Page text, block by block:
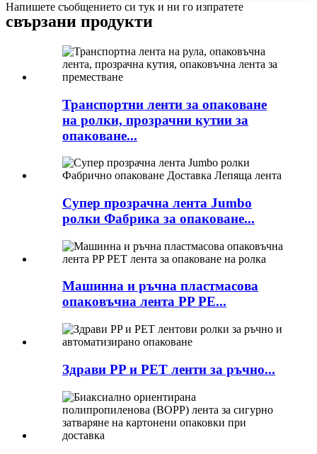
Напишете съобщението си тук и ни го изпратете
свързани продукти
Транспортни ленти за опаковане
на ролки, прозрачни кутии за
опаковане...
Супер прозрачна лента Jumbo
ролки Фабрика за опаковане...
Машинна и ръчна пластмасова
опаковъчна лента PP PE...
Здрави PP и PET ленти за ръчно...